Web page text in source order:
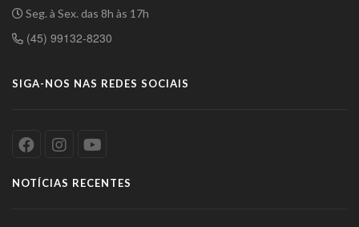
Seg. à Sex. das 8h às 17h
(45) 99132-8230
SIGA-NOS NAS REDES SOCIAIS
NOTÍCIAS RECENTES